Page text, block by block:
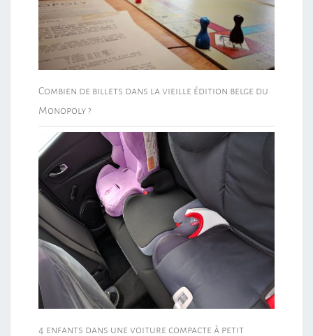
Combien de billets dans la vieille édition belge du
Monopoly ?
4 enfants dans une voiture compacte à petit